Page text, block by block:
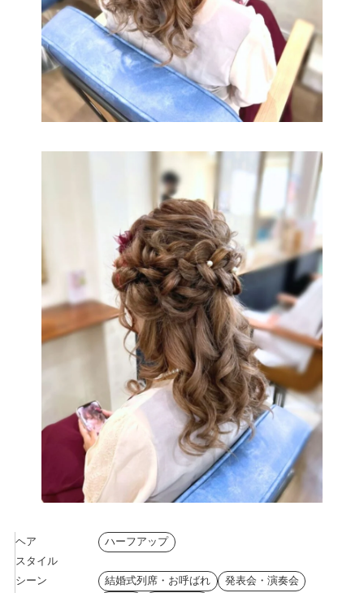
ヘア
スタイル
ハーフアップ
シーン 結婚式列席・お呼ばれ 発表会・演奏会